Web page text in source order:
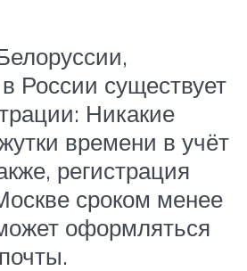
России существует
Никакие
времени в учёт
регистрация
сроком менее
оформляться